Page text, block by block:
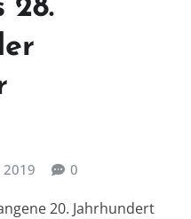
28.
2019 0
20. Jahrhundert